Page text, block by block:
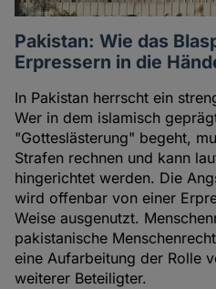
Pakistan: Wie das
Erpressern in die
In Pakistan herrscht ein
Wer in dem islamisch
"Gotteslästerung" begeht,
Strafen rechnen und kann
hingerichtet werden. Die
wird offenbar von einer
Weise ausgenutzt.
pakistanische
eine Aufarbeitung der Rolle
weiterer Beteiligter.